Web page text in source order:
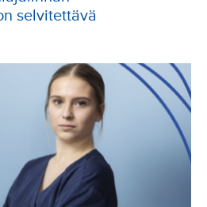
selvitettävä